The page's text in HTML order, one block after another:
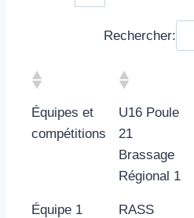
Rechercher:
Équipes et
compétitions
U16 Poule
21
Brassage
Régional 1
Équipe 1
RASS